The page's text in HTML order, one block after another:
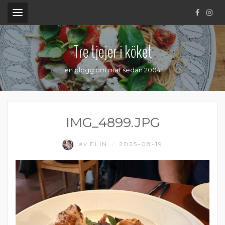
.
Tre tjejer i köket
en blogg om mat sedan 2004
IMG_4899.JPG
av ELIN 2025-08-19